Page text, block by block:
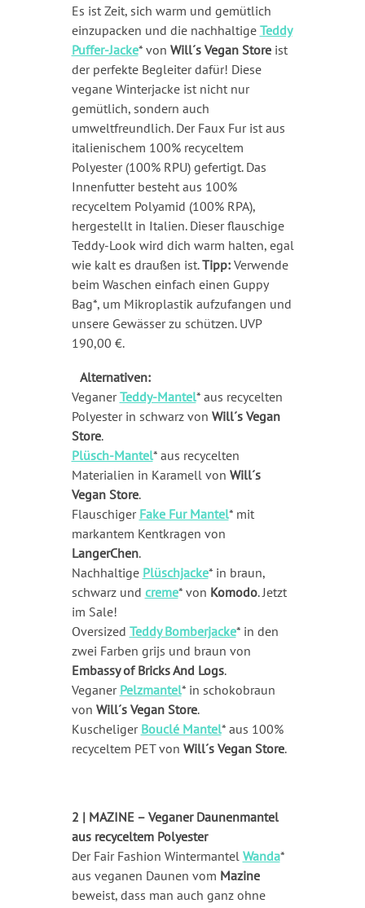
Es ist Zeit, sich warm und gemütlich
einzupacken und die nachhaltige Teddy
Puffer-Jacke* von Will´s Vegan Storeist
der perfekte Begleiter dafür! Diese
vegane Winterjacke ist nicht nur
gemütlich, sondern auch
umweltfreundlich. Der Faux Fur ist aus
italienischem 100% recyceltem
Polyester (100% RPU) gefertigt. Das
Innenfutter besteht aus 100%
recyceltem Polyamid (100% RPA),
hergestellt in Italien. Dieser flauschige
Teddy-Look wird dich warm halten, egal
wie kalt es draußen ist.Tipp:Verwende
beim Waschen einfach einen Guppy
Bag*, um Mikroplastik aufzufangen und
unsere Gewässer zu schützen. UVP
190,00 €.
Alternativen:
VeganerTeddy-Mantel* aus recycelten
Polyester in schwarz von Will´s Vegan
Store.
Plüsch-Mantel* aus recycelten
Materialien in Karamell von Will´s
Vegan Store.
Flauschiger Fake Fur Mantel* mit
markantem Kentkragen von
LangerChen.
Nachhaltige Plüschjacke* in braun,
schwarz und creme* von Komodo. Jetzt
im Sale!
Oversized Teddy Bomberjacke* in den
zwei Farben grijs und braun von
Embassy of Bricks And Logs.
Veganer Pelzmantel* in schokobraun
von Will´s Vegan Store.
Kuscheliger Bouclé Mantel* aus 100%
recyceltem PET von Will´s Vegan Store.
2 | MAZINE – Veganer Daunenmantel
aus recyceltem Polyester
Der Fair Fashion Wintermantel Wanda*
aus veganen Daunen vom Mazine
beweist, dass man auch ganz ohne